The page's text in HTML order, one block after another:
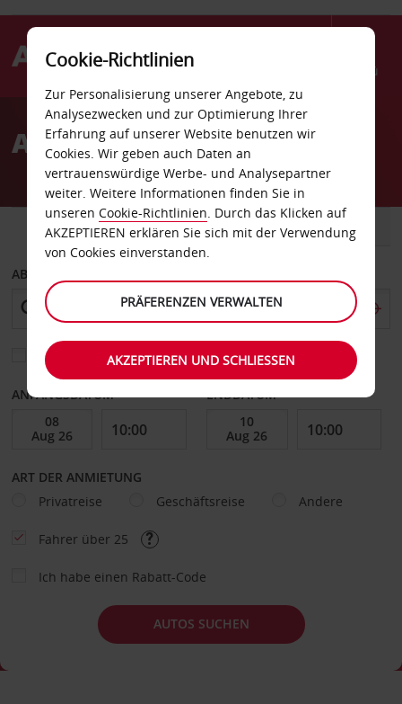
Menü
AvisAutovermietung Olympia
FAHRZEUG TRANSPORTER
ABHOLEN VON
Eine andere Rückgabestation auswählen
ANFANGSDATUM ENDDATUM
ART DER ANMIETUNG
Privatreise
Geschäftsreise Andere
Fahrer über 25
Ich habe einen Rabatt-Code
AUTOS SUCHEN
Cookie-Richtlinien
Zur Personalisierung unserer Angebote, zu
Analysezwecken und zur Optimierung Ihrer
Erfahrung auf unserer Website benutzen wir
Cookies. Wir geben auch Daten an
vertrauenswürdige Werbe- und Analysepartner
weiter. Weitere Informationen finden Sie in
unseren Cookie-Richtlinien. Durch das Klicken auf
AKZEPTIEREN erklären Sie sich mit der Verwendung
von Cookies einverstanden.
PRÄFERENZEN VERWALTEN
AKZEPTIEREN UND SCHLIESSEN